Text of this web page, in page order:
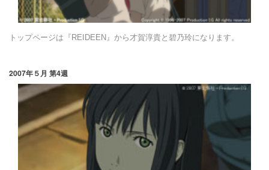
トップページは『REIDEEN』から才賀淳貴と碧乃玲になります。
2007年５月 第4週